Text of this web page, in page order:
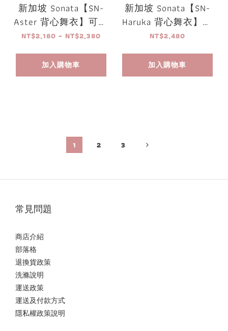
新加坡 Sonata【SN-
Aster 背心舞衣】可放
胸墊
NT$2,180 ~ NT$2,380
加入購物車
新加坡 Sonata【SN-
Haruka 背心舞衣】可
放胸墊
NT$2,480
加入購物車
1 2 3
常見問題
商店介紹
部落格
退換貨政策
洗滌說明
運送政策
運送及付款方式
隱私權政策說明